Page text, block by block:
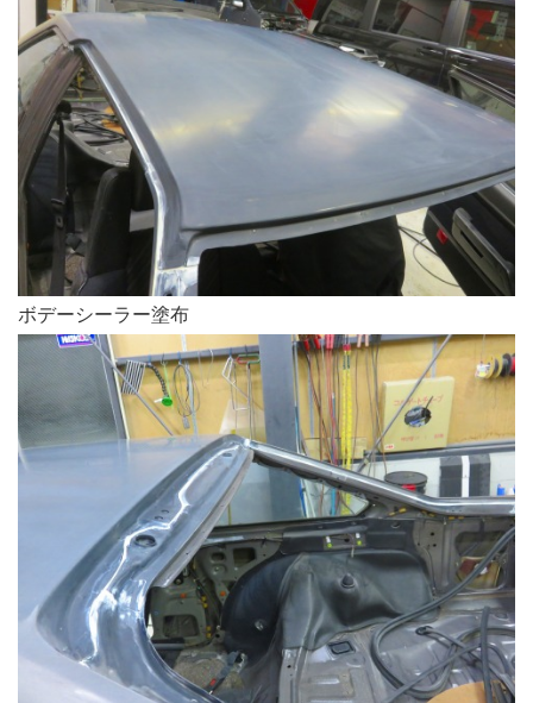
ボデーシーラー塗布